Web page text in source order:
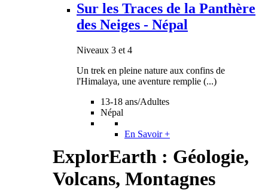
Sur les Traces de la Panthère
des Neiges - Népal
Niveaux 3 et 4
Un trek en pleine nature aux confins de
l'Himalaya, une aventure remplie (...)
13-18 ans/Adultes
Népal
En Savoir +
ExplorEarth : Géologie,
Volcans, Montagnes